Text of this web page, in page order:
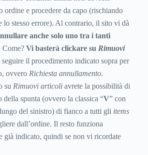
ordine e procedere da capo (rischiando
lo stesso errore). Al contrario, il sito vi dà
anche solo uno tra i tanti
Come? Vi basterà clickare su Rimuovi
il procedimento indicato sopra per
ovvero Richiesta annullamento.
su Rimuovi articoli avrete la possibilità di
della spunta (ovvero la classica “V” con
del sinistro) di fianco a tutti gli items
dall’ordine. Il resto funziona
già indicato, quindi se non vi ricordate